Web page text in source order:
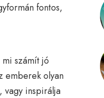
fontos,
számít jó
emberek olyan
vagy inspirálja